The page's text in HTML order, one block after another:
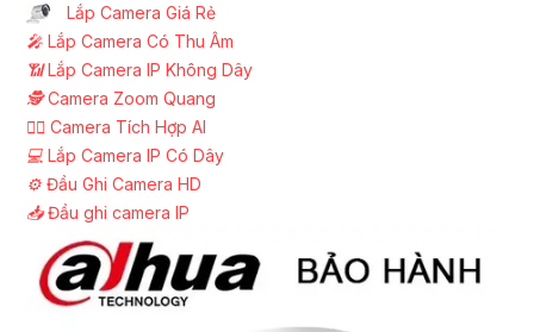
Lắp Camera Giá Rẻ
️🎤️ Lắp Camera Có Thu Âm
📶Lắp Camera IP Không Dây
🕵️Camera Zoom Quang
🧛‍♀️ Camera Tích Hợp AI
💻 Lắp Camera IP Có Dây
⚙️ Đầu Ghi Camera HD
📥Đầu ghi camera IP